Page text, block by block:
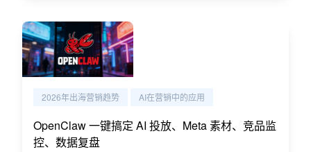
2026年出海营销趋势 AI在营销中的应用
OpenClaw 一键搞定 AI 投放、Meta 素材、竞品监
控、数据复盘